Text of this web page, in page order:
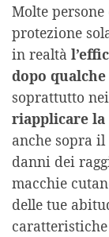
Molte
protezione
in realtà
dopo
soprattutto
riapplicare la
anche sopra
danni dei
macchie
delle tue